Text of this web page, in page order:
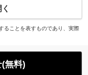
ることを表すものであり、実際
無料)